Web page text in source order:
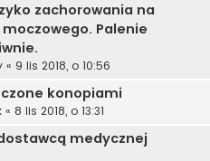
zachorowania na
Palenie
« 9 lis 2018, o 10:56
konopiami
« 8 lis 2018, o 13:31
medycznej